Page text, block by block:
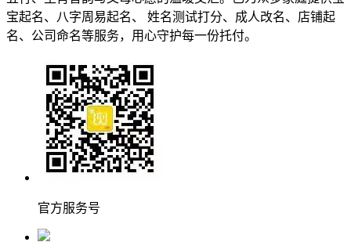
宝起名、八字周易起名、 姓名测试打分、成人改名、店铺起
名、公司命名等服务，用心守护每一份托付。
官方服务号